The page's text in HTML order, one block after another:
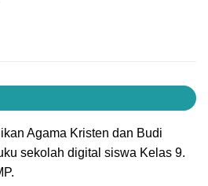
Agama Kristen dan Budi
sekolah digital siswa Kelas 9.